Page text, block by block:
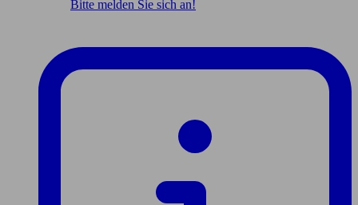
Bitte melden Sie sich an!